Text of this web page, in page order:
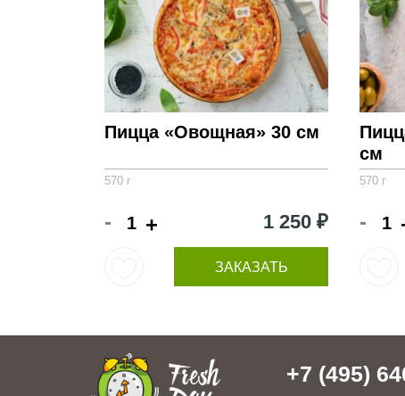
Пицца «Овощная» 30 см
570 г
- + 1 250 ₽
ЗАКАЗАТЬ
см
570 г
-
+7 (495)